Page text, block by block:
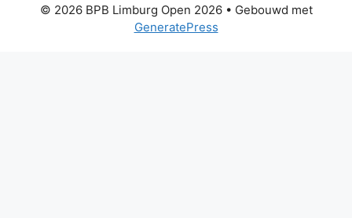
© 2026 BPB Limburg Open 2026• Gebouwd met
GeneratePress